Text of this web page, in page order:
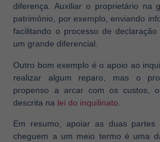
diferença. Auxiliar o proprietário na
patrimônio, por exemplo, enviando
facilitando o processo de
um grande diferencial.
Outro bom exemplo é o apoio ao
realizar algum reparo, mas o
propenso a arcar com os custos,
descrita na lei do inquilinato
Em resumo, apoiar as duas partes
cheguem a um meio termo é uma